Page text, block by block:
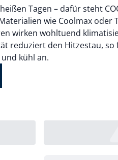
Tagen – dafür steht
wie Coolmax oder
wirken wohltuend
reduziert den Hitzestau, so
kühl an.